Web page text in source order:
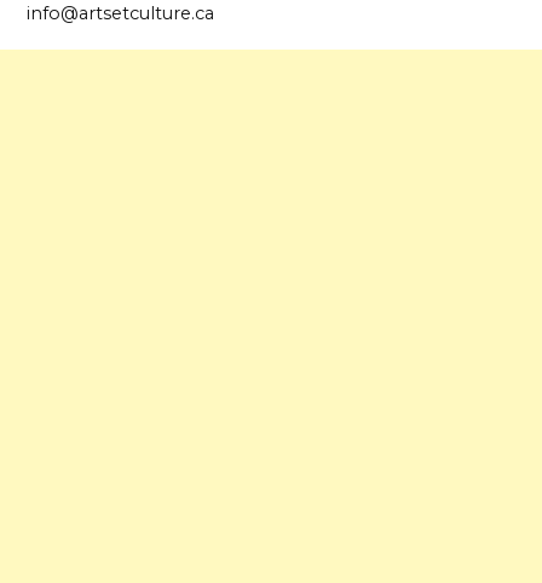
info@artsetculture.ca